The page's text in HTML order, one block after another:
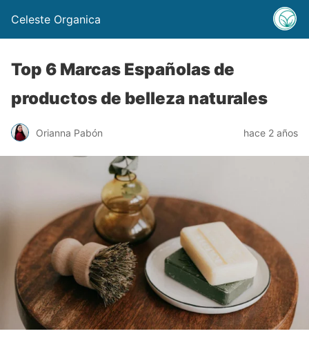
Celeste Organica
Top 6 Marcas Españolas de
productos de belleza naturales
Orianna Pabón hace 2 años